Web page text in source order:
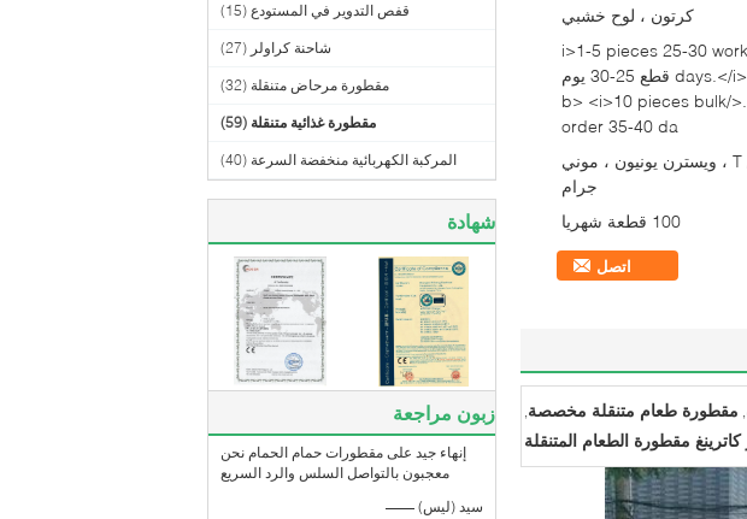
قفص التدوير في المستودع (15)
شاحنة كراولر (27)
مقطورة مرحاض متنقلة (32)
مقطورة غذائية متنقلة (59)
المركبة الكهربائية منخفضة السرعة (40)
شهادة
زبون مراجعة
إنهاء جيد على مقطورات حمام الحمام نحن
معجبون بالتواصل السلس والرد السريع
—— سيد (ليس)
كرتون ، لوح خشبي
<i>1-5 pieces 25-30
days.</i> <b>1-5 قطع 25-30 يوم
عمل.</b> <i>10 pieces bulk
order 35-40 da
T / T ، L / C ، ويسترن يونيون ، موني
جرام
100 قطعة شهريا
اتصل
, مقطورة طعام متنقلة مخصصة,
كاترينغ مقطورة الطعام المتنقلة